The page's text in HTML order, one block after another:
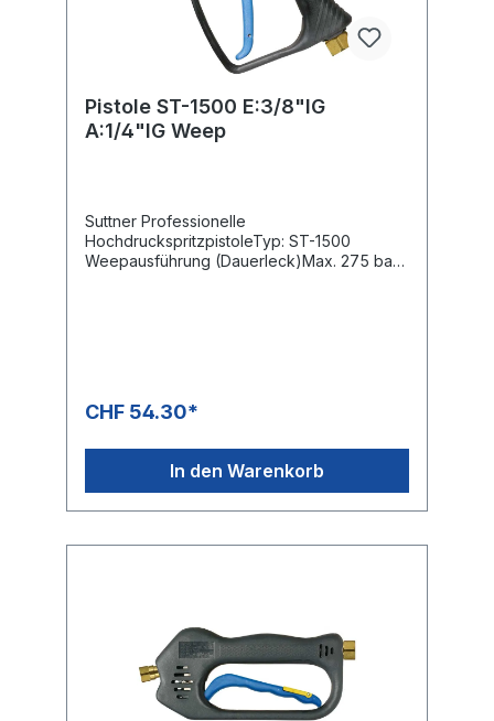
Pistole ST-1500 E:3/8"IG
A:1/4"IG Weep
Suttner Professionelle
HochdruckspritzpistoleTyp: ST-1500
Weepausführung (Dauerleck)Max. 275 bar /
CHF 54.30*
In den Warenkorb